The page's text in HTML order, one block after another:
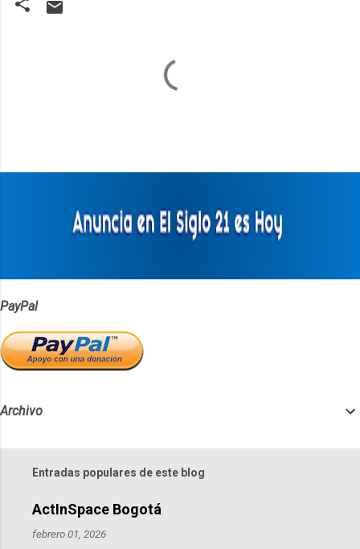
PayPal
Archivo
Entradas populares de este blog
ActInSpace Bogotá
febrero 01, 2026